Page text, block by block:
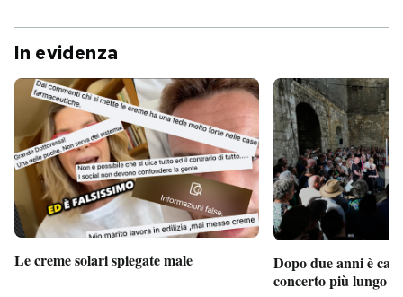
In evidenza
Le creme solari spiegate male
Dopo due anni è
concerto più lungo